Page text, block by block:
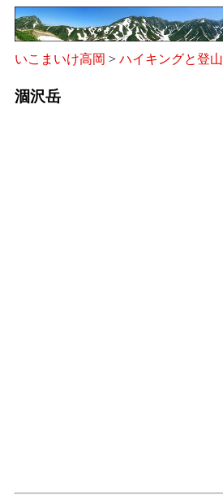
いこまいけ高岡 > ハイキングと登山
涸沢岳